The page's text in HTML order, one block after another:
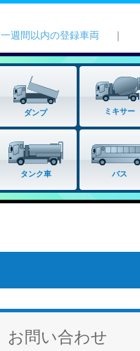
一週間以内の登録車両 ｜
ダンプ ミキサー
タンク車 バス
お問い合わせ